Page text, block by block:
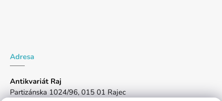
Adresa
Antikvariát Raj
Partizánska 1024/96, 015 01 Rajec